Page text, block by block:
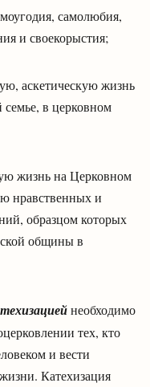
самолюбия,
и своекорыстия;
аскетическую жизнь
в церковном
жизнь на Церковном
нравственных и
образцом которых
общины в
необходимо
тех, кто
и вести
Катехизация